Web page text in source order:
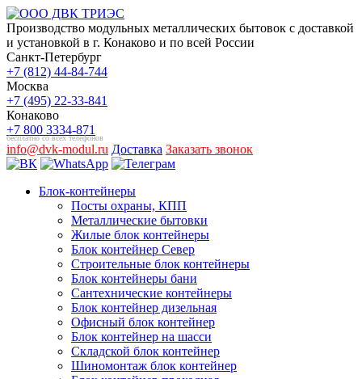
Производство модульных металлических бытовок с доставкой
и установкой в г. Конаково и по всей России
Санкт-Петербург
+7 (812) 44-84-744
Москва
+7 (495) 22-33-841
Конаково
+7 800 3334-871
бесплатно со всех телефонов
info@dvk-modul.ru Доставка Заказать звонок
Блок-контейнеры
Посты охраны, КПП
Металлические бытовки
Жилые блок контейнеры
Блок контейнер Север
Строительные блок контейнеры
Блок контейнеры бани
Сантехнические контейнеры
Блок контейнер дизельная
Офисный блок контейнер
Блок контейнер на шасси
Складской блок контейнер
Шиномонтаж блок контейнер